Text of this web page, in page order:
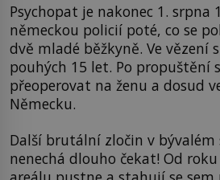
Psychopat je nakonec 1. srpna
německou policií poté, co se
dvě mladé běžkyně. Ve vězení
pouhých 15 let. Po propuštění
přeoperovat na ženu a dosud
Německu.
Další brutální zločin v bývalém
nenechá dlouho čekat! Od